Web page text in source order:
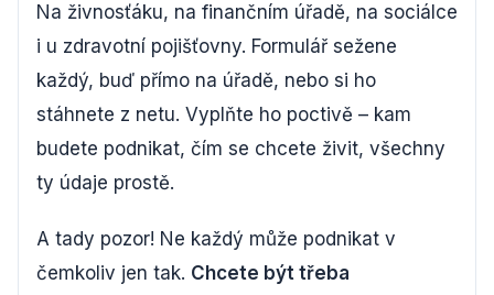
Na živnosťáku, na finančním úřadě, na sociálce
i u zdravotní pojišťovny. Formulář sežene
každý, buď přímo na úřadě, nebo si ho
stáhnete z netu. Vyplňte ho poctivě – kam
budete podnikat, čím se chcete živit, všechny
ty údaje prostě.
A tady pozor! Ne každý může podnikat v
čemkoliv jen tak. Chcete být třeba